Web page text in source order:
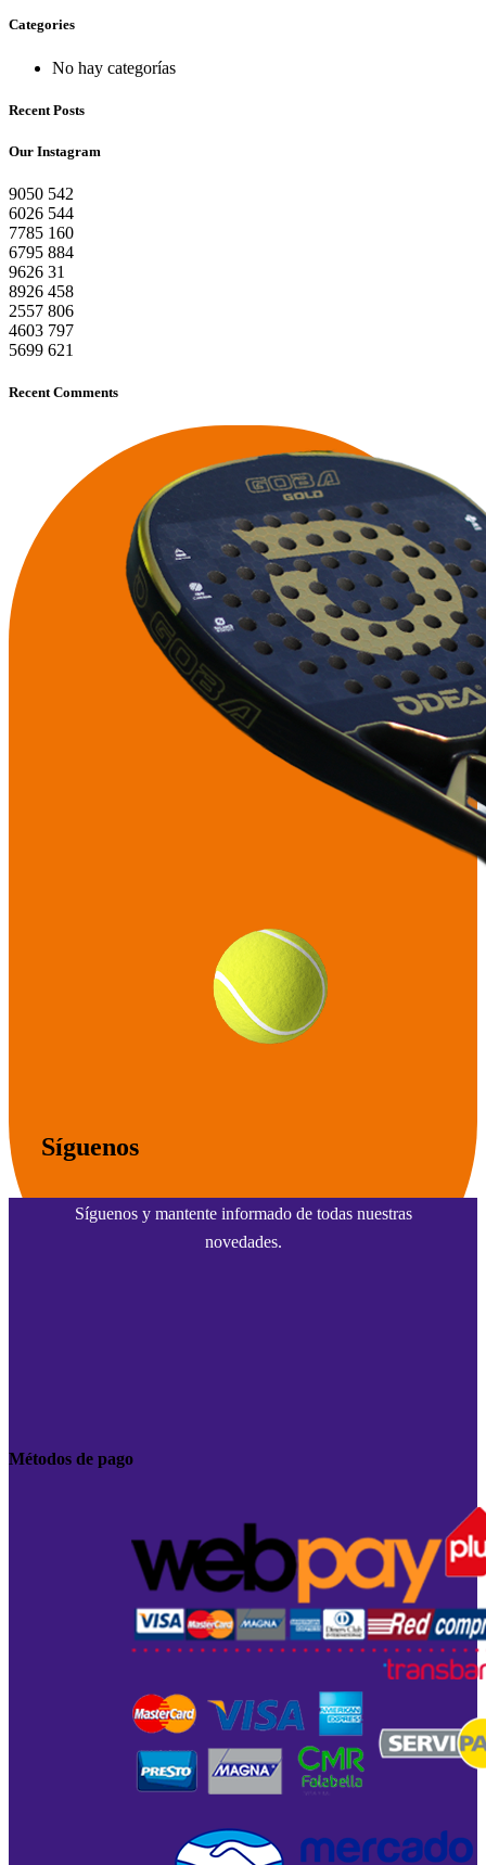
Categories
No hay categorías
Recent Posts
Our Instagram
9050 542
6026 544
7785 160
6795 884
9626 31
8926 458
2557 806
4603 797
5699 621
Recent Comments
Síguenos
Síguenos y mantente informado de todas nuestras
novedades.
Métodos de pago